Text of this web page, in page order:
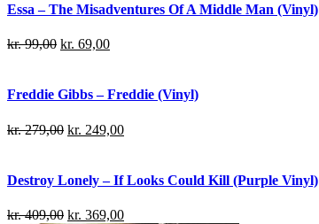
Essa – The Misadventures Of A Middle Man (Vinyl)
kr.99,00 kr. 69,00
Freddie Gibbs – Freddie (Vinyl)
kr.279,00 kr. 249,00
Destroy Lonely – If Looks Could Kill (Purple Vinyl)
kr.409,00 kr. 369,00